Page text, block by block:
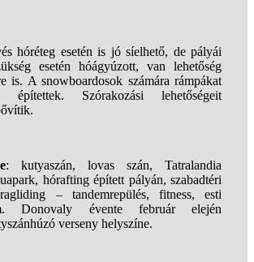
hóréteg esetén is jó síelhető, de pályái
esetén hóágyúzott, van lehetőség
is. A snowboardosok számára rámpákat
építettek. Szórakozási lehetőségeit
: kutyaszán, lovas szán, Tatralandia
hórafting épített pályán, szabadtéri
– tandemrepülés, fitness, esti
Donovaly évente február elején
verseny helyszíne.